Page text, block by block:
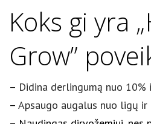
Koks gi yra
Grow”
– Didina derlingumą nuo 10%
– Apsaugo augalus nuo ligų